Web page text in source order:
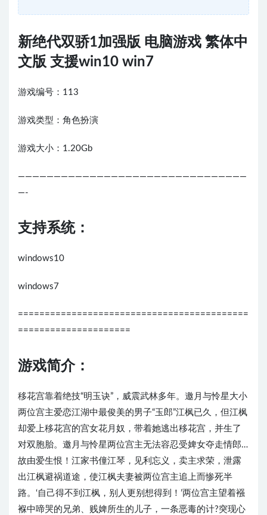
新绝代双骄1加强版 电脑游戏 繁体中
文版 支援win10 win7
游戏编号：113
游戏类型：角色扮演
游戏大小：1.20Gb
————————————————————————————————
—-
支持系统：
windows10
windows7
===========================================
=====================
游戏简介：
移花宫靠着绝技“明玉诀”，威震武林多年。邀月与怜星大小
两位宫主爱恋江湖中最俊美的男子“玉郎”江枫已久，但江枫
却爱上移花宫的宫女花月奴，带着她逃出移花宫，并生了
对双胞胎。邀月与怜星两位宫主无法容忍受婢女夺走情郎…
故由爱生恨！江家书僮江琴，见利忘义，卖主求荣，泄露
出江枫避祸道途，使江枫夫妻被两位宫主追上而惨死半
路。‘自己得不到江枫，别人更别想得到！’两位宫主望着襁
褓中啼哭的兄弟、贱婢所生的儿子，一条恶毒的计?突现心